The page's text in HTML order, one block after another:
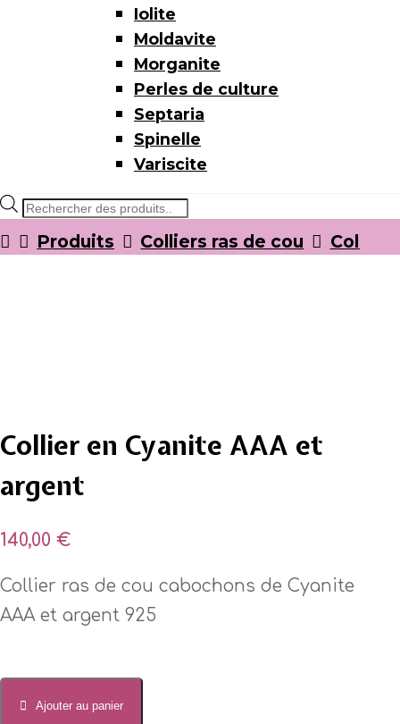
Iolite
Moldavite
Morganite
Perles de culture
Septaria
Spinelle
Variscite
Recherche
de
produits
Produits Colliers ras de cou Collier
Collier en Cyanite AAA et
argent
140,00 €
Collier ras de cou cabochons de Cyanite
AAA et argent 925
quantité
Ajouter au panier